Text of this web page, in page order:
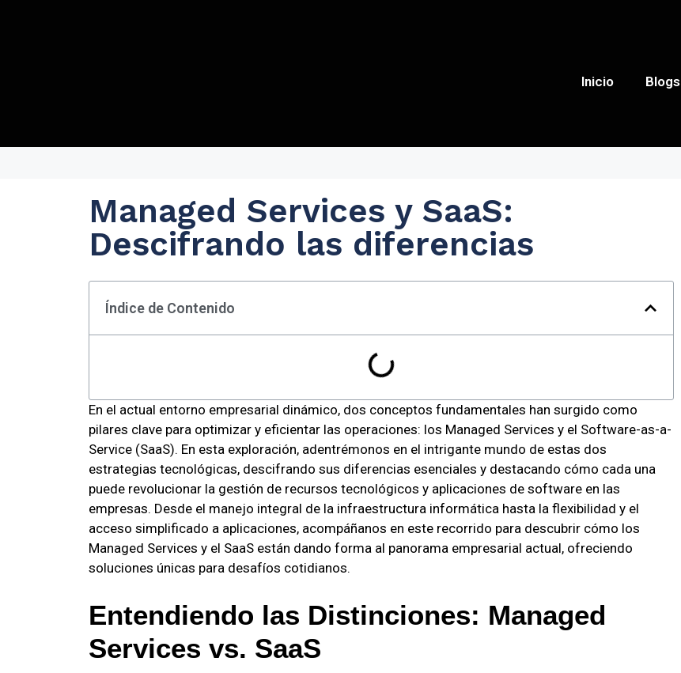
Inicio Blogs
Managed Services y SaaS:
Descifrando las diferencias
Índice de Contenido
En el actual entorno empresarial dinámico, dos conceptos fundamentales han surgido como
pilares clave para optimizar y eficientar las operaciones: los Managed Services y el Software-as-a-
Service (SaaS). En esta exploración, adentrémonos en el intrigante mundo de estas dos
estrategias tecnológicas, descifrando sus diferencias esenciales y destacando cómo cada una
puede revolucionar la gestión de recursos tecnológicos y aplicaciones de software en las
empresas. Desde el manejo integral de la infraestructura informática hasta la flexibilidad y el
acceso simplificado a aplicaciones, acompáñanos en este recorrido para descubrir cómo los
Managed Services y el SaaS están dando forma al panorama empresarial actual, ofreciendo
soluciones únicas para desafíos cotidianos.
Entendiendo las Distinciones: Managed
Services vs. SaaS